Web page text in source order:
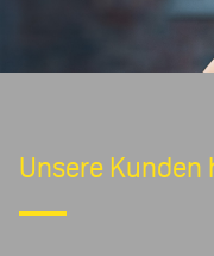
Unsere Kunden